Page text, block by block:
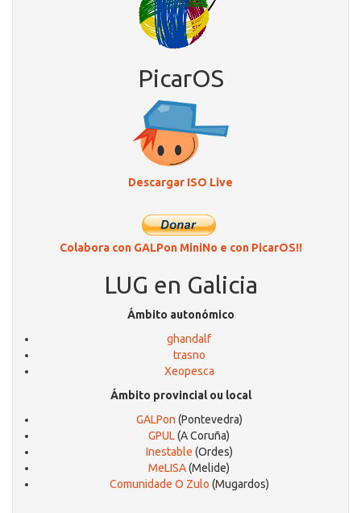
PicarOS
Descargar ISO Live
Colabora con GALPon MiniNo e con PicarOS!!
LUG en Galicia
Ámbito autonómico
ghandalf
trasno
Xeopesca
Ámbito provincial ou local
GALPon (Pontevedra)
GPUL(A Coruña)
Inestable (Ordes)
MeLISA(Melide)
Comunidade O Zulo (Mugardos)